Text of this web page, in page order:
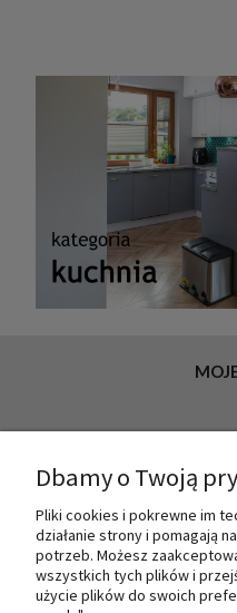
Dbamy o Twoją
Pliki cookies i pokrewne im
działanie strony i pomagają
potrzeb. Możesz
wszystkich tych plików i
użycie plików do swoich